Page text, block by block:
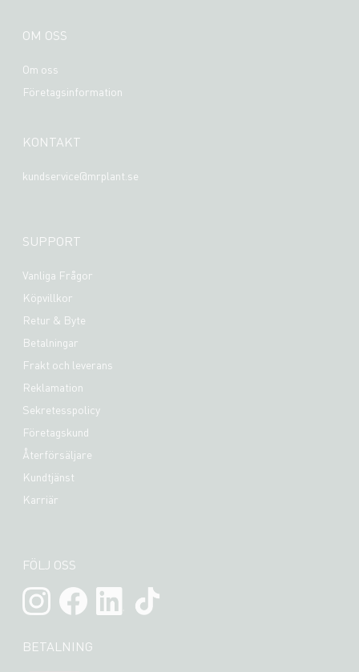
OM OSS
Om oss
Företagsinformation
KONTAKT
kundservice@mrplant.se
SUPPORT
Vanliga Frågor
Köpvillkor
Retur & Byte
Betalningar
Frakt och leverans
Reklamation
Sekretesspolicy
Företagskund
Återförsäljare
Kundtjänst
Karriär
FÖLJ OSS
BETALNING